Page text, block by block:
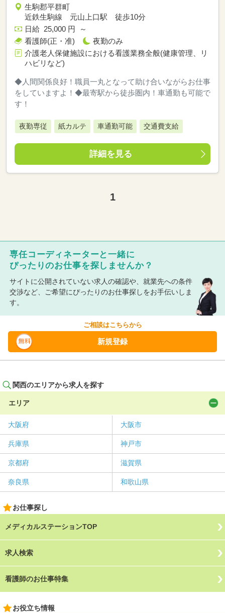
生駒郡平群町
近鉄生駒線 元山上口駅 徒歩10分
日給 25,000 円 ～
看護師(正・准)
夜勤のみ
介護老人保健施設における看護業務全般(健康管理、リ
ハビリなど)
◆人間関係良好！職員一丸となって助け合いながらお仕事
をしていますよ！◆最寄駅から徒歩圏内！車通勤も可能で
す！
夜勤専従 紙カルテ 車通勤可能 交通費支給
詳細を見る
1
専任コーディネーターと一緒に
ぴったりのお仕事を探しませんか？
サイトに公開されていない求人の確認や、就業先への条件
交渉など、ご希望にぴったりのお仕事探しをお手伝いしま
す。
ご相談はこちらから
新規登録
関西のエリアから求人を探す
エリア
大阪府 大阪市
兵庫県 神戸市
京都府 滋賀県
奈良県 和歌山県
お仕事探し
メディカルステーションTOP
求人検索
看護師のお仕事特集
お役立ち情報